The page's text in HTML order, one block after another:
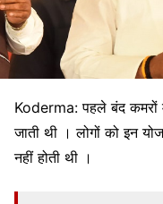
Koderma: पहले बंद कमरों
जाती थी । लोगों को इन
नहीं होती थी ।